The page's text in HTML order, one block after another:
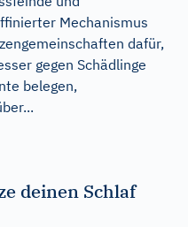
Mechanismus
dafür,
gegen Schädlinge
belegen,
deinen Schlaf